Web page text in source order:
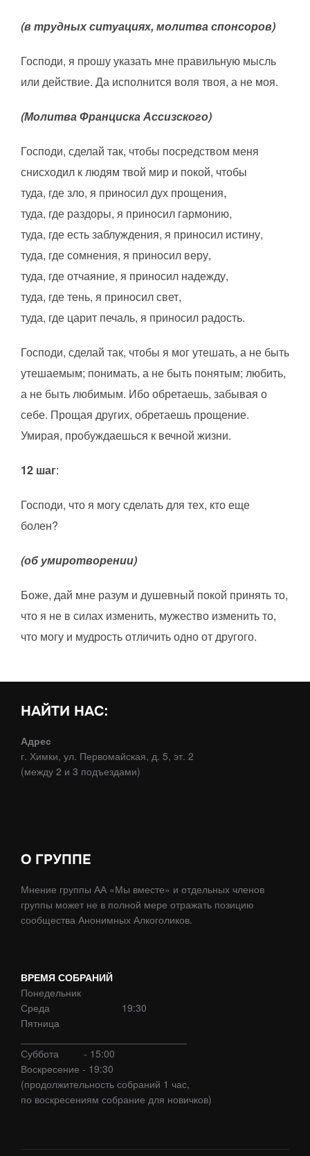
(в трудных ситуациях, молитва спонсоров)
Господи, я прошу указать мне правильную мысль
или действие. Да исполнится воля твоя, а не моя.
(Молитва Франциска Ассизского)
Господи, сделай так, чтобы посредством меня
снисходил к людям твой мир и покой, чтобы
туда, где зло, я приносил дух прощения,
туда, где раздоры, я приносил гармонию,
туда, где есть заблуждения, я приносил истину,
туда, где сомнения, я приносил веру,
туда, где отчаяние, я приносил надежду,
туда, где тень, я приносил свет,
туда, где царит печаль, я приносил радость.
Господи, сделай так, чтобы я мог утешать, а не быть
утешаемым; понимать, а не быть понятым; любить,
а не быть любимым. Ибо обретаешь, забывая о
себе. Прощая других, обретаешь прощение.
Умирая, пробуждаешься к вечной жизни.
12 шаг:
Господи, что я могу сделать для тех, кто еще
болен?
(об умиротворении)
Боже, дай мне разум и душевный покой принять то,
что я не в силах изменить, мужество изменить то,
что могу и мудрость отличить одно от другого.
НАЙТИ НАС:
Адрес
г. Химки, ул. Первомайская, д. 5, эт. 2
(между 2 и 3 подъездами)
О ГРУППЕ
Мнение группы АА «Мы вместе» и отдельных членов
группы может не в полной мере отражать позицию
сообщества Анонимных Алкоголиков.
ВРЕМЯ СОБРАНИЙ
Понедельник
Среда 19:30
Пятница
Суббота - 15:00
Воскресение - 19:30
(продолжительность собраний 1 час,
по воскресениям собрание для новичков)